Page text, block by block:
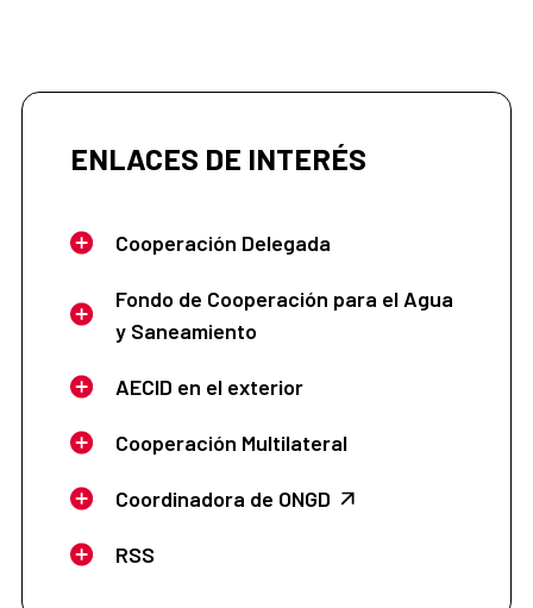
ENLACES DE INTERÉS
Cooperación Delegada
Fondo de Cooperación para el Agua
y Saneamiento
AECID en el exterior
Cooperación Multilateral
Coordinadora de ONGD
RSS